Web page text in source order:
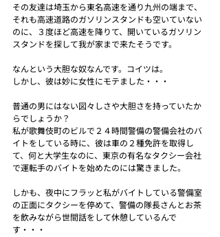
その友達は埼玉から東名高速を通り九州の端まで、
それも高速道路のガソリンスタンドも空いていない
のに、３度ほど高速を降りて、開いているガソリン
スタンドを探して我が家まで来たそうです。
なんという大胆な奴なんです。コイツは。
しかし、彼は妙に女性にモテました・・・
普通の男にはない図々しさや大胆さを持っていたか
らでしょうか？
私が歌舞伎町のビルで２４時間警備の警備会社のバ
イトをしている時に、彼は車の２種免許を取得し
て、何と大学生なのに、東京の有名なタクシー会社
で運転手のバイトを始めたのには驚きました。
しかも、夜中にフラッと私がバイトしている警備室
の正面にタクシーを停めて、警備の隊長さんとお茶
を飲みながら世間話をして休憩しているんで
す・・・